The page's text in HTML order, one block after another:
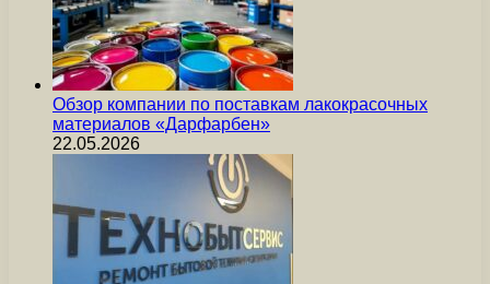
Обзор компании по поставкам лакокрасочных
материалов «Дарфарбен»
22.05.2026